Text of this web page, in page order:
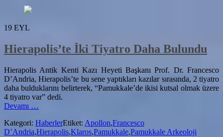
Sonra
19 EYL
Hierapolis’te İki Tiyatro Daha Bulundu
Hierapolis Antik Kenti Kazı Heyeti Başkanı Prof. Dr. Francesco
D’Andria, Hierapolis’te bu sene yaptıkları kazılar sırasında, 2 tiyatro
daha bulduklarını belirterek, “Pamukkale’de ikisi kutsal olmak üzere
4 tiyatro var” dedi.
Devamı
Tiyatro
Daha
…
Kategori: HaberlerEtiket: Apollon,Francesco
D’Andria,Hierapolis,Klaros,Pamukkale,Pamukkale Arkeoloji